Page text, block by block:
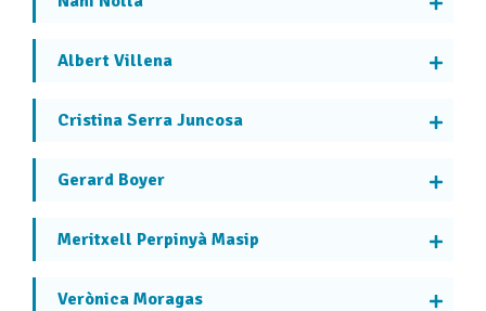
Albert Villena
Cristina Serra Juncosa
Gerard Boyer
Meritxell Perpinyà Masip
Verònica Moragas